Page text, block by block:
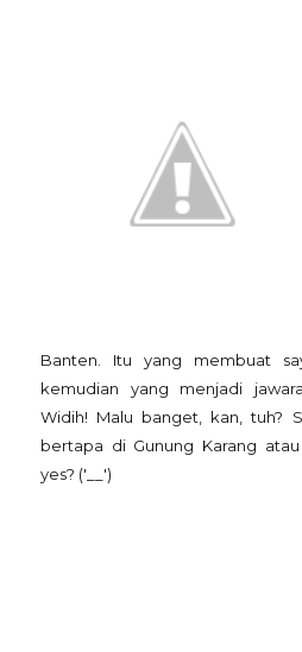
Banten. Itu yang membuat
kemudian yang menjadi
Widih! Malu banget, kan, tuh?
bertapa di Gunung Karang
yes? ('__')